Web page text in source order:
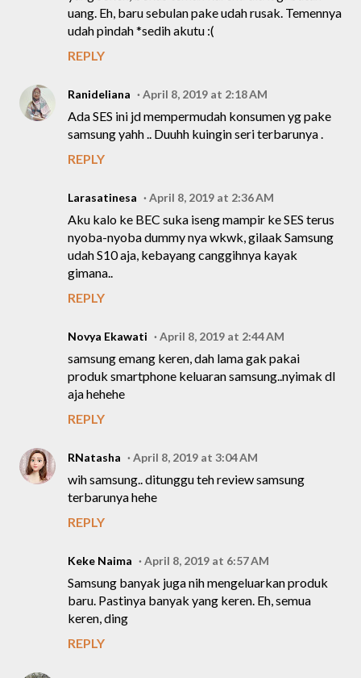
uang. Eh, baru sebulan pake udah rusak. Temennya
udah pindah *sedih akutu :(
REPLY
Ranideliana April 8, 2019 at 2:18 AM
Ada SES ini jd mempermudah konsumen yg pake
samsung yahh .. Duuhh kuingin seri terbarunya .
REPLY
Larasatinesa April 8, 2019 at 2:36 AM
Aku kalo ke BEC suka iseng mampir ke SES terus
nyoba-nyoba dummy nya wkwk, gilaak Samsung
udah S10 aja, kebayang canggihnya kayak
gimana..
REPLY
Novya Ekawati April 8, 2019 at 2:44 AM
samsung emang keren, dah lama gak pakai
produk smartphone keluaran samsung..nyimak dl
aja hehehe
REPLY
RNatasha April 8, 2019 at 3:04 AM
wih samsung.. ditunggu teh review samsung
terbarunya hehe
REPLY
Keke Naima April 8, 2019 at 6:57 AM
Samsung banyak juga nih mengeluarkan produk
baru. Pastinya banyak yang keren. Eh, semua
keren, ding
REPLY